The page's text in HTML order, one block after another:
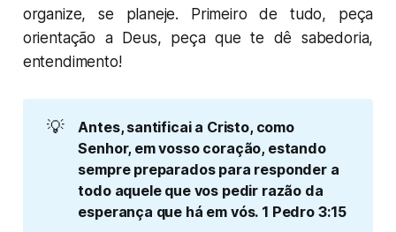
organize, se planeje. Primeiro de tudo, peça
orientação a Deus, peça que te dê sabedoria,
entendimento!
💡
Antes, santificai a Cristo, como
Senhor, em vosso coração, estando
sempre preparados para responder a
todo aquele que vos pedir razão da
esperança que há em vós. 1 Pedro 3:15